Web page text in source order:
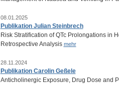
08.01.2025
Publikation Julian Steinbrech
Risk Stratification of QTc Prolongations in
Retrospective Analysis mehr
28.11.2024
Publikation Carolin Geßele
Anticholinergic Exposure, Drug Dose and